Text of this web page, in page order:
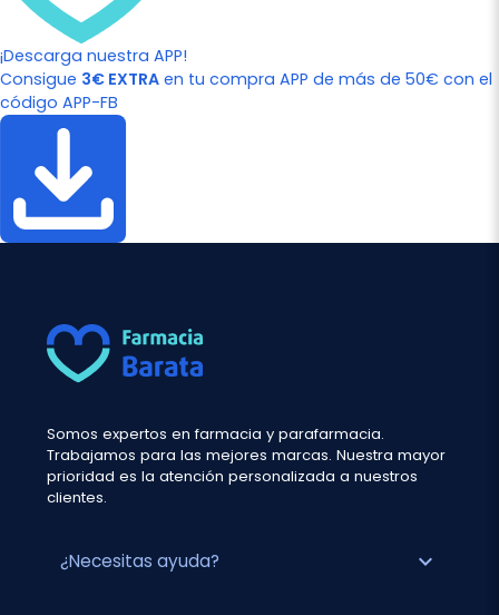
¡Descarga nuestra APP!
Consigue 3€ EXTRA en tu compra APP de más de 50€ con el
código APP-FB
Somos expertos en farmacia y parafarmacia.
Trabajamos para las mejores marcas. Nuestra mayor
prioridad es la atención personalizada a nuestros
clientes.
¿Necesitas ayuda? expand_more